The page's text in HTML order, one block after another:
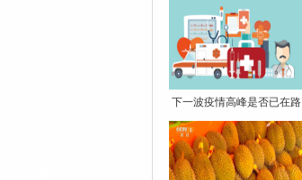
下一波疫情高峰是否已在路
上